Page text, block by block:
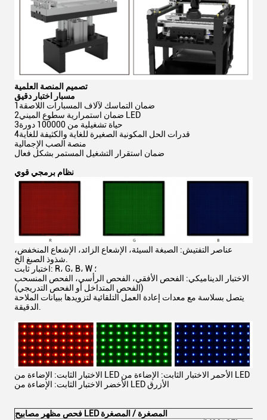
تصميم المنصة العلمية
مسبار اختبار دقيق
1ضمان التماسك لآلاف المسبارات اللاصقة
2ضمان استمرارية سطوع الميني LED
3حياة تشغيلية من 100000 دورة
4قدرات الحل المكونية الصغيرة للغاية والكثيفة للغاية
منصة الصب الإجمالية
ضمان استقرار التشغيل المستمر بشكل فعال
نظام برمجي قوي
عناصر التفتيش: الصبغة السيئة، الإشعاع الزائد، الإشعاع المنخفض،
شذوذ الصبغ الخ.
اختبار ثابت: R، G، B، W ؛
الاختبار الديناميكي: الفحص الأفقي، الفحص الرأسي، الفحص المنسحب
(الفحص المتداخل أو الفحص التدريجي)
يتصل بسلاسة مع معدات إعادة العمل التلقائية لتزويدها ببيانات الملاحة
الدقيقة.
الاختبار الثابت: الإضاءة من LED الأحمر الاختبار الثابت: الإضاءة من LED
الأخضر الاختبار الثابت: الإضاءة من LED الأزرق
فحص مظهر مصابيح LED المصغرة / المصغرة